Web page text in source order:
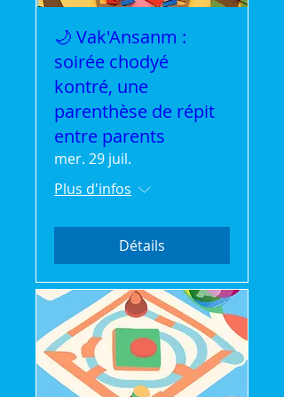
🌙 Vak'Ansanm :
soirée chodyé
kontré, une
parenthèse de répit
entre parents
mer. 29 juil.
Plus d'infos
Détails